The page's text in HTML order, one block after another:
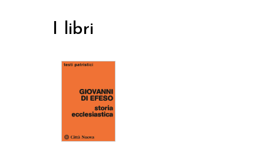
I libri